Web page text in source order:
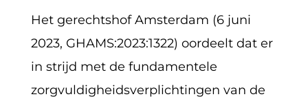
Het gerechtshof Amsterdam (6 juni
2023, GHAMS:2023:1322) oordeelt dat er
in strijd met de fundamentele
zorgvuldigheidsverplichtingen van de